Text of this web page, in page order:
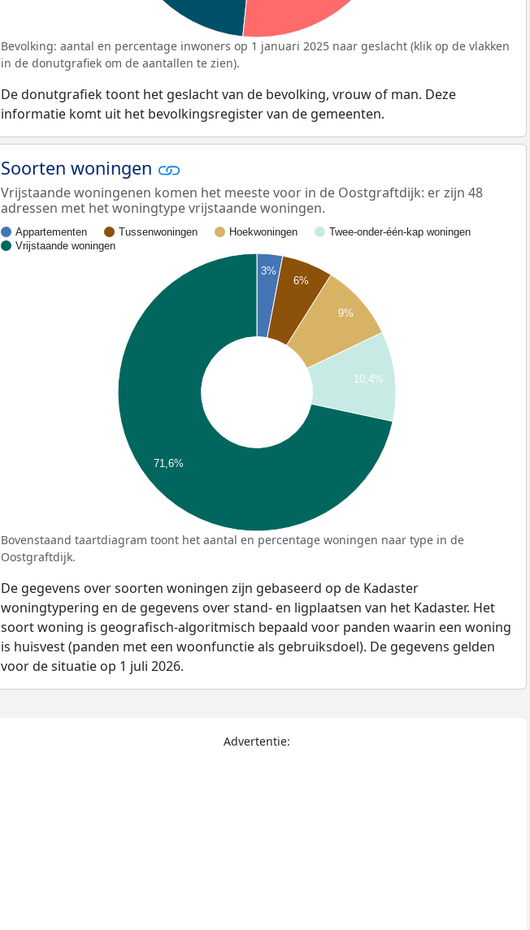
Bevolking: aantal en percentage inwoners op 1 januari 2025 naar geslacht (klik op de vlakken
in de donutgrafiek om de aantallen te zien).
De donutgrafiek toont het geslacht van de bevolking, vrouw of man. Deze
informatie komt uit het bevolkingsregister van de gemeenten.
Soorten woningen
Vrijstaande woningenen komen het meeste voor in de Oostgraftdijk: er zijn 48
adressen met het woningtype vrijstaande woningen.
Appartementen Tussenwoningen Hoekwoningen
Twee-onder-één-kap woningen
Vrijstaande woningen
3%
6%
9%
10,4%
71,6%
Bovenstaand taartdiagram toont het aantal en percentage woningen naar type in de
Oostgraftdijk.
De gegevens over soorten woningen zijn gebaseerd op de Kadaster
woningtypering en de gegevens over stand- en ligplaatsen van het Kadaster. Het
soort woning is geografisch-algoritmisch bepaald voor panden waarin een woning
is huisvest (panden met een woonfunctie als gebruiksdoel). De gegevens gelden
voor de situatie op 1 juli 2026.
Advertentie: